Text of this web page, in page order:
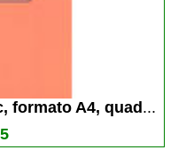
formato A4, quad ...